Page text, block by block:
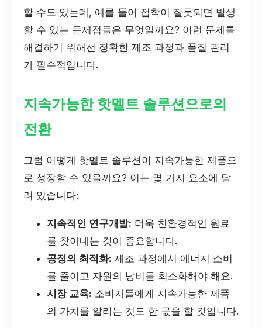
할 수도 있는데, 예를 들어 접착이 잘못되면 발생
할 수 있는 문제점들은 무엇일까요? 이런 문제를
해결하기 위해선 정확한 제조 과정과 품질 관리
가 필수적입니다.
지속가능한 핫멜트 솔루션으로의
전환
그럼 어떻게 핫멜트 솔루션이 지속가능한 제품으
로 성장할 수 있을까요? 이는 몇 가지 요소에 달
려 있습니다:
지속적인 연구개발: 더욱 친환경적인 원료
를 찾아내는 것이 중요합니다.
공정의 최적화: 제조 과정에서 에너지 소비
를 줄이고 자원의 낭비를 최소화해야 해요.
시장 교육: 소비자들에게 지속가능한 제품
의 가치를 알리는 것도 한 몫을 할 것입니다.